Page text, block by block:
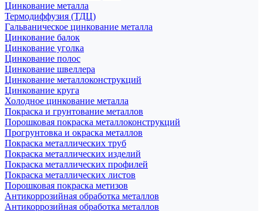
Цинкование металла
Термодиффузия (ТДЦ)
Гальваническое цинкование металла
Цинкование балок
Цинкование уголка
Цинкование полос
Цинкование швеллера
Цинкование металлоконструкций
Цинкование круга
Холодное цинкование металла
Покраска и грунтование металлов
Порошковая покраска металлоконструкций
Прогрунтовка и окраска металлов
Покраска металлических труб
Покраска металлических изделий
Покраска металлических профилей
Покраска металлических листов
Порошковая покраска метизов
Антикоррозийная обработка металлов
Антикоррозийная обработка металлов